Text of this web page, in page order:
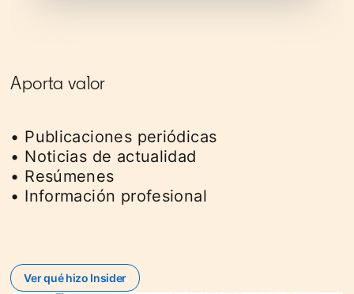
Aporta valor
• Publicaciones periódicas
• Noticias de actualidad
• Resúmenes
• Información profesional
Ver qué hizo Insider
opens in a new tab